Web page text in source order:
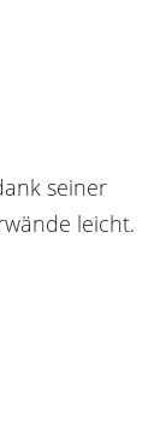
seiner
leicht.